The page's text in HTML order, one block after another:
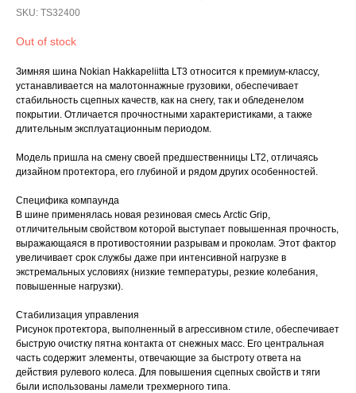
SKU: TS32400
Out of stock
Зимняя шина Nokian Hakkapeliitta LT3 относится к премиум-классу,
устанавливается на малотоннажные грузовики, обеспечивает
стабильность сцепных качеств, как на снегу, так и обледенелом
покрытии. Отличается прочностными характеристиками, а также
длительным эксплуатационным периодом.
Модель пришла на смену своей предшественницы LT2, отличаясь
дизайном протектора, его глубиной и рядом других особенностей.
Специфика компаунда
В шине применялась новая резиновая смесь Arctic Grip,
отличительным свойством которой выступает повышенная прочность,
выражающаяся в противостоянии разрывам и проколам. Этот фактор
увеличивает срок службы даже при интенсивной нагрузке в
экстремальных условиях (низкие температуры, резкие колебания,
повышенные нагрузки).
Стабилизация управления
Рисунок протектора, выполненный в агрессивном стиле, обеспечивает
быструю очистку пятна контакта от снежных масс. Его центральная
часть содержит элементы, отвечающие за быстроту ответа на
действия рулевого колеса. Для повышения сцепных свойств и тяги
были использованы ламели трехмерного типа.